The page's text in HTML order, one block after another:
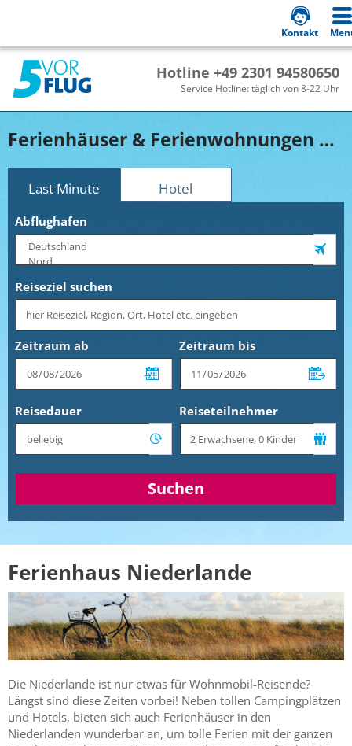
Hotline +49 2301 94580650
Service Hotline: täglich von 8-22 Uhr
Kontakt
Ferienhäuser & Ferienwohnungen Niederlande online buchen!
Last Minute Hotel
Abflughafen
Reiseziel suchen
Zeitraum ab Zeitraum bis
Reisedauer Reiseteilnehmer
Suchen
Ferienhaus Niederlande
Die Niederlande ist nur etwas für Wohnmobil-Reisende?
Längst sind diese Zeiten vorbei! Neben tollen Campingplätzen
und Hotels, bieten sich auch Ferienhäuser in den
Niederlanden wunderbar an, um tolle Ferien mit der ganzen